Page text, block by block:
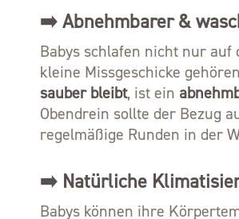
➡️ Abnehmbarer &
Babys schlafen nicht nur auf
kleine Missgeschicke
sauber bleibt, ist ein
Obendrein sollte der Bezug
regelmäßige Runden in der
➡️ Natürliche
Babys können ihre